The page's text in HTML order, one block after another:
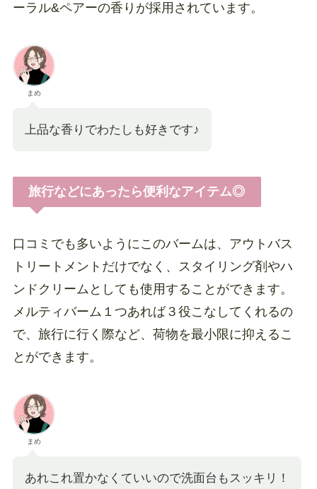
ーラル&ペアーの香りが採用されています。
まめ
上品な香りでわたしも好きです♪
旅行などにあったら便利なアイテム◎
口コミでも多いようにこのバームは、アウトバス
トリートメントだけでなく、スタイリング剤やハ
ンドクリームとしても使用することができます。
メルティバーム１つあれば３役こなしてくれるの
で、旅行に行く際など、荷物を最小限に抑えるこ
とができます。
まめ
あれこれ置かなくていいので洗面台もスッキリ！